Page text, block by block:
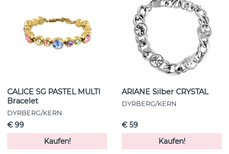
CALICE SG PASTEL MULTI
Bracelet
DYRBERG/KERN
€ 99
Kaufen!
ARIANE Silber CRYSTAL
DYRBERG/KERN
€ 59
Kaufen!